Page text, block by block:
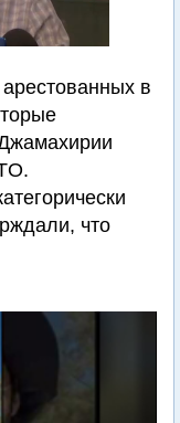
в
что